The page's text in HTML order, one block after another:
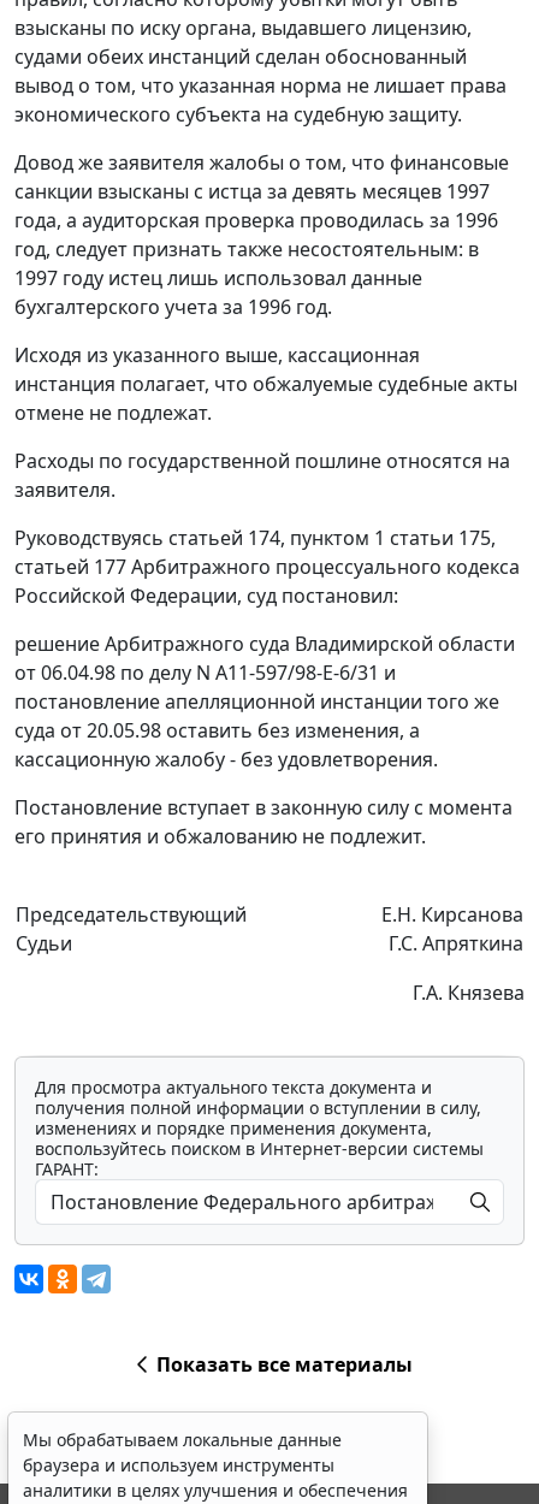
взысканы по иску органа, выдавшего лицензию,
судами обеих инстанций сделан обоснованный
вывод о том, что указанная норма не лишает права
экономического субъекта на судебную защиту.
Довод же заявителя жалобы о том, что финансовые
санкции взысканы с истца за девять месяцев 1997
года, а аудиторская проверка проводилась за 1996
год, следует признать также несостоятельным: в
1997 году истец лишь использовал данные
бухгалтерского учета за 1996 год.
Исходя из указанного выше, кассационная
инстанция полагает, что обжалуемые судебные акты
отмене не подлежат.
Расходы по государственной пошлине относятся на
заявителя.
Руководствуясь статьей 174, пунктом 1 статьи 175,
статьей 177Арбитражного процессуального кодекса
Российской Федерации, суд постановил:
решение Арбитражного суда Владимирской области
от 06.04.98 по делу N А11-597/98-E-6/31 и
постановление апелляционной инстанции того же
суда от 20.05.98 оставить без изменения, а
кассационную жалобу - без удовлетворения.
Постановление вступает в законную силу с момента
его принятия и обжалованию не подлежит.
Председательствующий
Судьи
Е.Н. Кирсанова
Г.С. Апряткина
Г.А. Князева
Для просмотра актуального текста документа и
получения полной информации о вступлении в силу,
изменениях и порядке применения документа,
воспользуйтесь поиском в Интернет-версии системы
ГАРАНТ:
Показать все материалы
Мы обрабатываем локальные данные
браузера и используем инструменты
аналитики в целях улучшения и обеспечения